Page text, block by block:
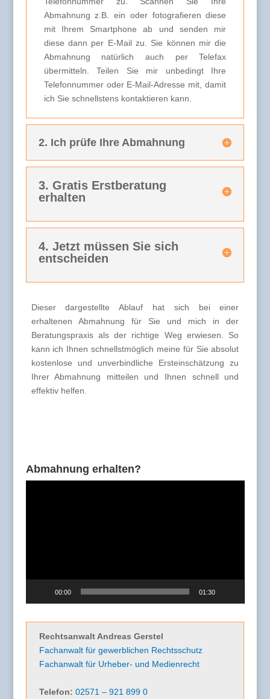
Abmahnung z.B. ein oder fotografieren diese
mit Ihrem Smartphone ab und senden mir
diese dann per E-Mail zu. Sie können mir die
Abmahnung natürlich auch per Telefax
übermitteln. Teilen Sie mir unbedingt Ihre
Telefonnummer oder E-Mail-Adresse mit, damit
ich Sie schnellstens kontaktieren kann.
2. Ich prüfe Ihre Abmahnung
3. Gratis Erstberatung
erhalten
4. Jetzt müssen Sie sich
entscheiden
Dieser dargestellte Ablauf hat sich bei einer
erhaltenen Abmahnung für Sie und mich in der
Beratungspraxis als der richtige Weg erwiesen. So
kann ich Ihnen schnellstmöglich meine für Sie absolut
kostenlose und unverbindliche Ersteinschätzung zu
Ihrer Abmahnung mitteilen und Ihnen schnell und
effektiv helfen.
Abmahnung erhalten?
00:00 01:30
Rechtsanwalt Andreas Gerstel
Fachanwalt für gewerblichen Rechtsschutz
Fachanwalt für Urheber- und Medienrecht
Telefon: 02571 – 921 899 0